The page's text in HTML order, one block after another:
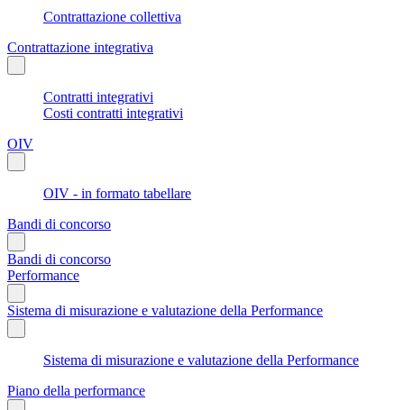
Contrattazione collettiva
Contrattazione integrativa
Contratti integrativi
Costi contratti integrativi
OIV
OIV - in formato tabellare
Bandi di concorso
Bandi di concorso
Performance
Sistema di misurazione e valutazione della Performance
Sistema di misurazione e valutazione della Performance
Piano della performance